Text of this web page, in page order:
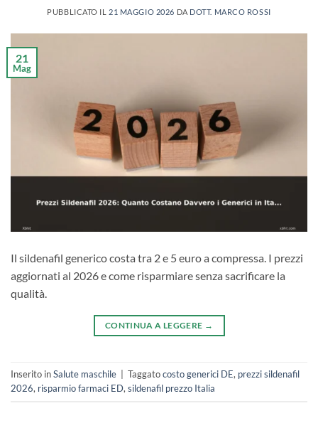
PUBBLICATO IL 21 MAGGIO 2026 DA DOTT. MARCO ROSSI
21
Mag
Il sildenafil generico costa tra 2 e 5 euro a compressa. I prezzi
aggiornati al 2026 e come risparmiare senza sacrificare la
qualità.
CONTINUA A LEGGERE →
Inserito inSalute maschile Taggatocosto generici DE, prezzi sildenafil
2026, risparmio farmaci ED, sildenafil prezzo Italia